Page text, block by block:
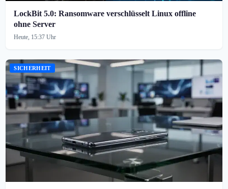
LockBit 5.0: Ransomware verschlüsselt Linux offline
ohne Server
Heute, 15:37 Uhr
SICHERHEIT